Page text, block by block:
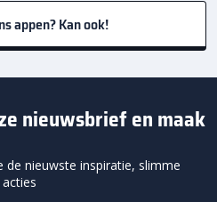
appen? Kan ook!
nieuwsbrief en maak
de nieuwste inspiratie, slimme